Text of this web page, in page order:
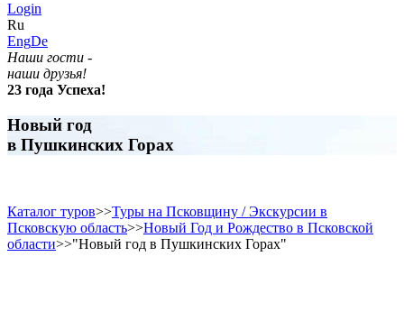
Login
Ru
EngDe
Наши гости -
наши друзья!
23 года Успеха!
Новый год
в Пушкинских Горах
Каталог туров>>Туры на Псковщину / Экскурсии в
Псковскую область>>Новый Год и Рождество в Псковской
области>>"Новый год в Пушкинских Горах"